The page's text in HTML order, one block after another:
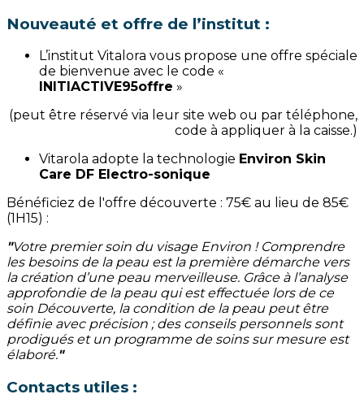
Nouveauté et offre de l’institut :
L’institut Vitalora vous propose une offre spéciale
de bienvenue avec le code «
INITIACTIVE95offre »
(peut être réservé via leur site web ou par téléphone,
code à appliquer à la caisse.)
Vitarola adopte la technologie Environ Skin
Care DF Electro-sonique
Bénéficiez de l'offre découverte : 75€ au lieu de 85€
(1H15) :
"Votre premier soin du visage Environ ! Comprendre
les besoins de la peau est la première démarche vers
la création d’une peau merveilleuse. Grâce à l’analyse
approfondie de la peau qui est effectuée lors de ce
soin Découverte, la condition de la peau peut être
définie avec précision ; des conseils personnels sont
prodigués et un programme de soins sur mesure est
élaboré."
Contacts utiles :